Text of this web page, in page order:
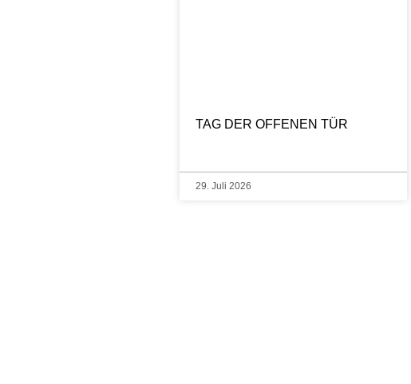
TAG DER OFFENEN TÜR
29. Juli 2026